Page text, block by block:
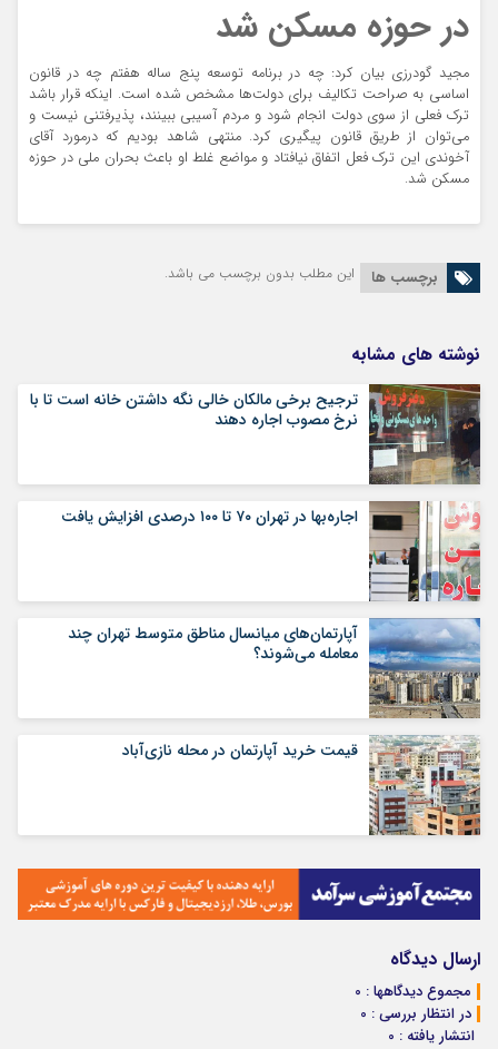
در حوزه مسکن شد
مجید گودرزی بیان کرد: چه در برنامه توسعه پنج ساله هفتم چه در قانون
اساسی به صراحت تکالیف برای دولت‌ها مشخص شده است. اینکه قرار باشد
ترک فعلی از سوی دولت انجام شود و مردم آسیبی ببینند، پذیرفتنی نیست و
می‌توان از طریق قانون پیگیری کرد. منتهی شاهد بودیم که درمورد آقای
آخوندی این ترک فعل اتفاق نیافتاد و مواضع غلط او باعث بحران ملی در حوزه
مسکن شد.
برچسب ها این مطلب بدون برچسب می باشد.
نوشته های مشابه
ترجیح برخی مالکان خالی نگه داشتن خانه است تا با
نرخ مصوب اجاره دهند
اجاره‌بها در تهران ۷۰ تا ۱۰۰ درصدی افزایش یافت
آپارتمان‌های میانسال‌ مناطق متوسط تهران چند
معامله می‌شوند؟
قیمت خرید آپارتمان در محله نازی‌آباد
ارسال دیدگاه
مجموع دیدگاهها : 0
در انتظار بررسی : 0
انتشار یافته : 0